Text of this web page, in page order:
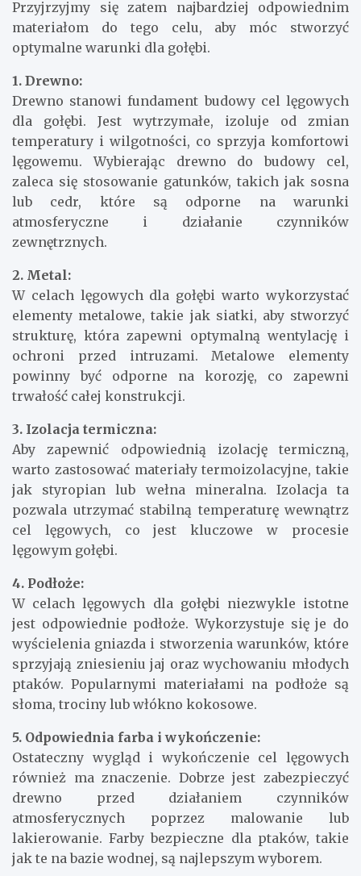
Przyjrzyjmy się zatem najbardziej odpowiednim
materiałom do tego celu, aby móc stworzyć
optymalne warunki dla gołębi.
1. Drewno:
Drewno stanowi fundament budowy cel lęgowych
dla gołębi. Jest wytrzymałe, izoluje od zmian
temperatury i wilgotności, co sprzyja komfortowi
lęgowemu. Wybierając drewno do budowy cel,
zaleca się stosowanie gatunków, takich jak sosna
lub cedr, które są odporne na warunki
atmosferyczne i działanie czynników
zewnętrznych.
2. Metal:
W celach lęgowych dla gołębi warto wykorzystać
elementy metalowe, takie jak siatki, aby stworzyć
strukturę, która zapewni optymalną wentylację i
ochroni przed intruzami. Metalowe elementy
powinny być odporne na korozję, co zapewni
trwałość całej konstrukcji.
3. Izolacja termiczna:
Aby zapewnić odpowiednią izolację termiczną,
warto zastosować materiały termoizolacyjne, takie
jak styropian lub wełna mineralna. Izolacja ta
pozwala utrzymać stabilną temperaturę wewnątrz
cel lęgowych, co jest kluczowe w procesie
lęgowym gołębi.
4. Podłoże:
W celach lęgowych dla gołębi niezwykle istotne
jest odpowiednie podłoże. Wykorzystuje się je do
wyścielenia gniazda i stworzenia warunków, które
sprzyjają zniesieniu jaj oraz wychowaniu młodych
ptaków. Popularnymi materiałami na podłoże są
słoma, trociny lub włókno kokosowe.
5. Odpowiednia farba i wykończenie:
Ostateczny wygląd i wykończenie cel lęgowych
również ma znaczenie. Dobrze jest zabezpieczyć
drewno przed działaniem czynników
atmosferycznych poprzez malowanie lub
lakierowanie. Farby bezpieczne dla ptaków, takie
jak te na bazie wodnej, są najlepszym wyborem.